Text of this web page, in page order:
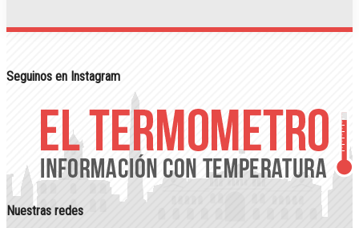
Seguinos en Instagram
Nuestras redes